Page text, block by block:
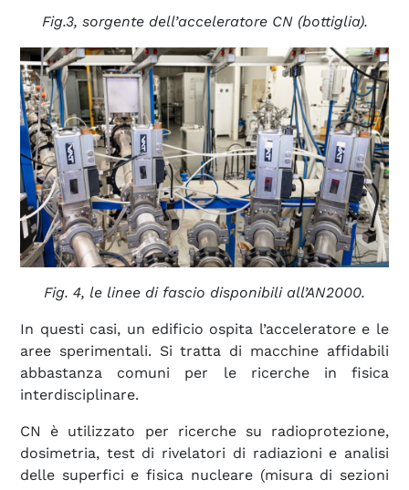
Fig.3, sorgente dell’acceleratore CN (bottiglia).
Fig. 4, le linee di fascio disponibili all’AN2000.
In questi casi, un edificio ospita l’acceleratore e le
aree sperimentali. Si tratta di macchine affidabili
abbastanza comuni per le ricerche in fisica
interdisciplinare.
CN è utilizzato per ricerche su radioprotezione,
dosimetria, test di rivelatori di radiazioni e analisi
delle superfici e fisica nucleare (misura di sezioni